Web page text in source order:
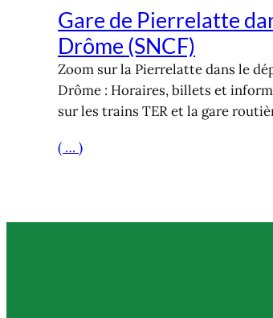
Gare de Pierrelatte
Drôme (SNCF)
Zoom sur la Pierrelatte dans le
Drôme : Horaires, billets et
sur les trains TER et la gare
( … )